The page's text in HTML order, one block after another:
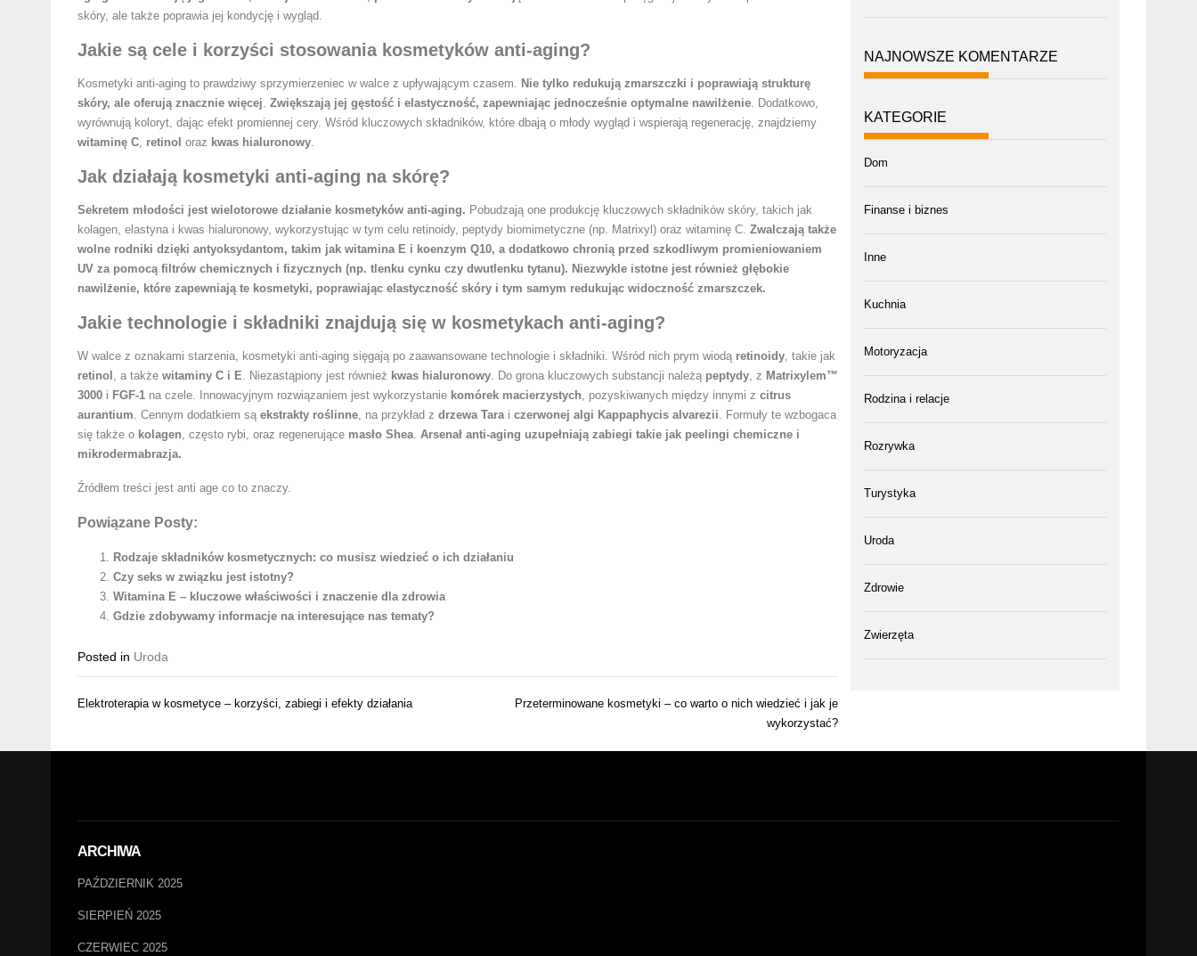
skóry, ale także poprawia jej kondycję i wygląd.
Jakie są cele i korzyści stosowania kosmetyków anti-aging?
Kosmetyki anti-aging to prawdziwy sprzymierzeniec w walce z upływającym czasem. Nie tylko redukują zmarszczki i poprawiają strukturę
skóry, ale oferują znacznie więcej Zwiększają jej gęstość i elastyczność, zapewniając jednocześnie optymalne nawilżenie . Dodatkowo,
wyrównują koloryt, dając efekt promiennej cery. Wśród kluczowych składników, które dbają o młody wygląd i wspierają regenerację, znajdziemy
witaminę C retinol oraz kwas hialuronowy
Jak działają kosmetyki anti-aging na skórę?
Sekretem młodości jest wielotorowe działanie kosmetyków anti-aging. Pobudzają one produkcję kluczowych składników skóry, takich jak
kolagen, elastyna i kwas hialuronowy, wykorzystując w tym celu retinoidy, peptydy biomimetyczne (np. Matrixyl) oraz witaminę C. Zwalczają także
wolne rodniki dzięki antyoksydantom, takim jak witamina E i koenzym Q10, a dodatkowo chronią przed szkodliwym promieniowaniem
UV za pomocą filtrów chemicznych i fizycznych (np. tlenku cynku czy dwutlenku tytanu). Niezwykle istotne jest również głębokie
nawilżenie, które zapewniają te kosmetyki, poprawiając elastyczność skóry i tym samym redukując widoczność zmarszczek.
Jakie technologie i składniki znajdują się w kosmetykach anti-aging?
W walce z oznakami starzenia, kosmetyki anti-aging sięgają po zaawansowane technologie i składniki. Wśród nich prym wiodą retinoidy , takie jak
retinol , a także witaminy C i E . Niezastąpiony jest również kwas hialuronowy . Do grona kluczowych substancji należą peptydy , z Matrixylem™
3000 i FGF-1 na czele. Innowacyjnym rozwiązaniem jest wykorzystanie komórek macierzystych , pozyskiwanych między innymi z citrus
aurantium . Cennym dodatkiem są ekstrakty roślinne , na przykład z drzewa Tara i czerwonej algi Kappaphycis alvarezii . Formuły te wzbogaca
się także o kolagen , często rybi, oraz regenerujące masło Shea Arsenał anti-aging uzupełniają zabiegi takie jak peelingi chemiczne i
mikrodermabrazja.
Źródłem treści jest anti age co to znaczy.
Powiązane Posty:
Rodzaje składników kosmetycznych: co musisz wiedzieć o ich działaniu
Czy seks w związku jest istotny?
Witamina E – kluczowe właściwości i znaczenie dla zdrowia
Gdzie zdobywamy informacje na interesujące nas tematy?
Posted in Uroda
Nawigacja
Elektroterapia w kosmetyce – korzyści, zabiegi i efekty działania
Przeterminowane kosmetyki – co warto o nich wiedzieć i jak je
wykorzystać?
NAJNOWSZE KOMENTARZE
KATEGORIE
Dom
Finanse i biznes
Inne
Kuchnia
Motoryzacja
Rodzina i relacje
Rozrywka
Turystyka
Uroda
Zdrowie
Zwierzęta
ARCHIWA
PAŹDZIERNIK 2025
SIERPIEŃ 2025
CZERWIEC 2025